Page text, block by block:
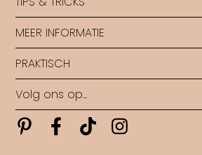
Hoe start je?
Hulp bij opmaak
Rondleiding in ons Labo
Ontwerp op maat
MEER INFORMATIE
Ontdek alle papiersoorten
Ontdek alle druktechnieken
Wie zijn wij?
Levertijden
PRAKTISCH
Algemene voorwaarden
Veelgestelde vragen
Contact
Volg ons op...
PinterestPinterestPinterest